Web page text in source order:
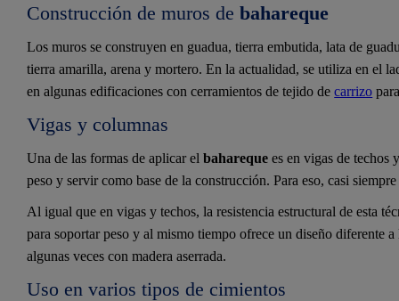
Construcción de muros debahareque
Los muros se construyen en guadua, tierra embutida, lata de
tierra amarilla, arena y mortero. En la actualidad, se utiliza en el
en algunas edificaciones con cerramientos de tejido decarrizo
Vigas y columnas
Una de las formas de aplicar elbahareque es en vigas de techos
peso y servir como base de la construcción. Para eso, casi
Al igual que en vigas y techos, la resistencia estructural de esta
para soportar peso y al mismo tiempo ofrece un diseño diferente
algunas veces con madera aserrada.
Uso en varios tipos de cimientos